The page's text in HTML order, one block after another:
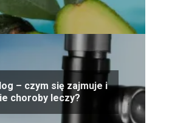
– czym się zajmuje i
choroby leczy?